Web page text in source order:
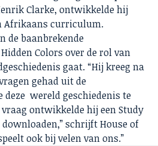
Clarke, ontwikkelde hij
Afrikaans curriculum.
de baanbrekende
Colors over de rol van
gaat. “Hij kreeg na
gehad uit de
deze wereld geschiedenis te
vraag ontwikkelde hij een Study
downloaden,” schrijft House of
ook bij velen van ons.”